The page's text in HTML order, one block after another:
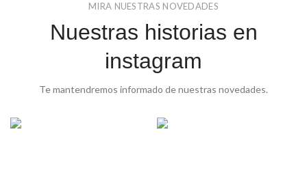
MIRA NUESTRAS NOVEDADES
Nuestras historias en
instagram
Te mantendremos informado de nuestras novedades.